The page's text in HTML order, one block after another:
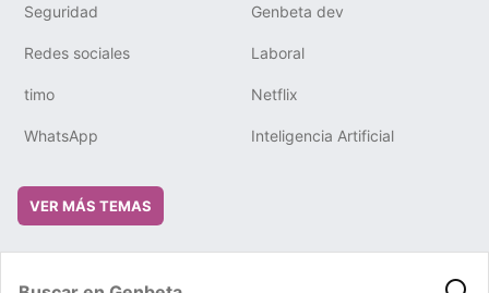
Seguridad Genbeta dev
Redes sociales Laboral
timo Netflix
WhatsApp Inteligencia Artificial
VER MÁS TEMAS